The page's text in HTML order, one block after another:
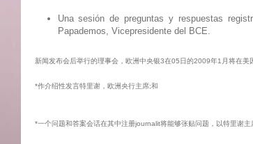
Una sesión de preguntas y respuestas
Papademos, Vicepresidente del BCE.
新闻发布会后举行的理事会，欧洲中央银3在05日的2009年1月将在美
*作介绍性发言特里谢，欧洲央行主席;和
*一个问题和答案会话在其中注册journalit将能够张贴问题，以特里谢